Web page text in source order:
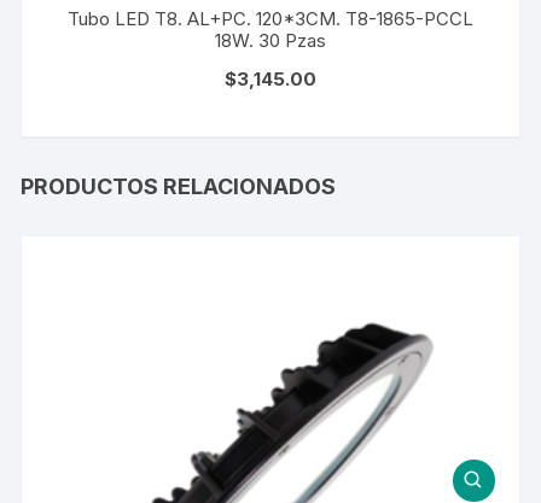
Tubo LED T8. AL+PC. 120*3CM. T8-1865-PCCL
18W. 30 Pzas
$3,145.00
PRODUCTOS RELACIONADOS